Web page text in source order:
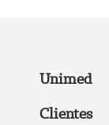
Unimed
Clientes